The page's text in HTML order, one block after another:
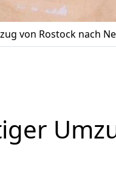
von Rostock nach